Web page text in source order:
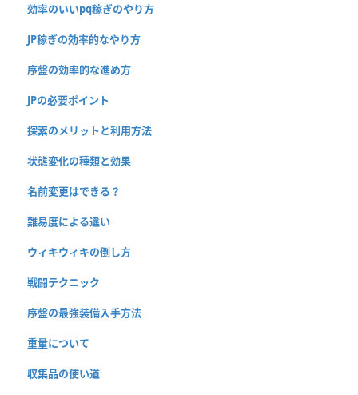
効率のいいpq稼ぎのやり方
JP稼ぎの効率的なやり方
序盤の効率的な進め方
JPの必要ポイント
探索のメリットと利用方法
状態変化の種類と効果
名前変更はできる？
難易度による違い
ウィキウィキの倒し方
戦闘テクニック
序盤の最強装備入手方法
重量について
収集品の使い道